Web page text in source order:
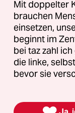
– ist
Ostpolen bis
eine
Idee gelten
Mit doppelter
brauchen
einsetzen,
beginnt im
bei taz zahl
die linke,
bevor sie